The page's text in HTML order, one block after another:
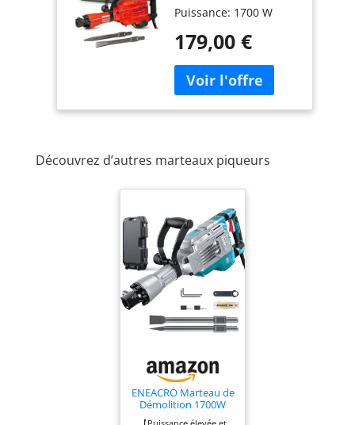
coups/minute -
avec coffret métal
Puissance: 1700 W
179,00 €
Découvrez d’autres marteaux piqueurs
ENEACRO Marteau de
Démolition 1700W
SDS-Hex Brise-béton,